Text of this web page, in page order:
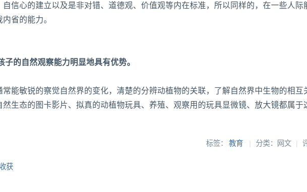
信心的建立以及是非对错、道德观、价值观等内在标准，所以同样的，在一些人际
省的能力。
的自然观察能力明显地具有优势。
能敏锐的察觉自然界的变化，清楚的分辨动植物的关联，了解自然界中生物的相互
生态的图卡影片、拟真的动植物玩具、养殖、观察用的玩具显微镜、放大镜都属于
标签： 教育 | 分类：网文|
获